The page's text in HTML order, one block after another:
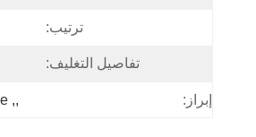
ترتيب:
تفاصيل التغليف:
إبراز: ,
,